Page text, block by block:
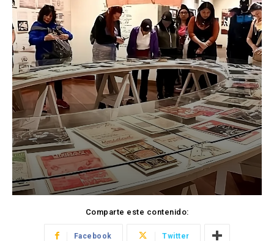
Comparte este contenido:
Facebook Twitter